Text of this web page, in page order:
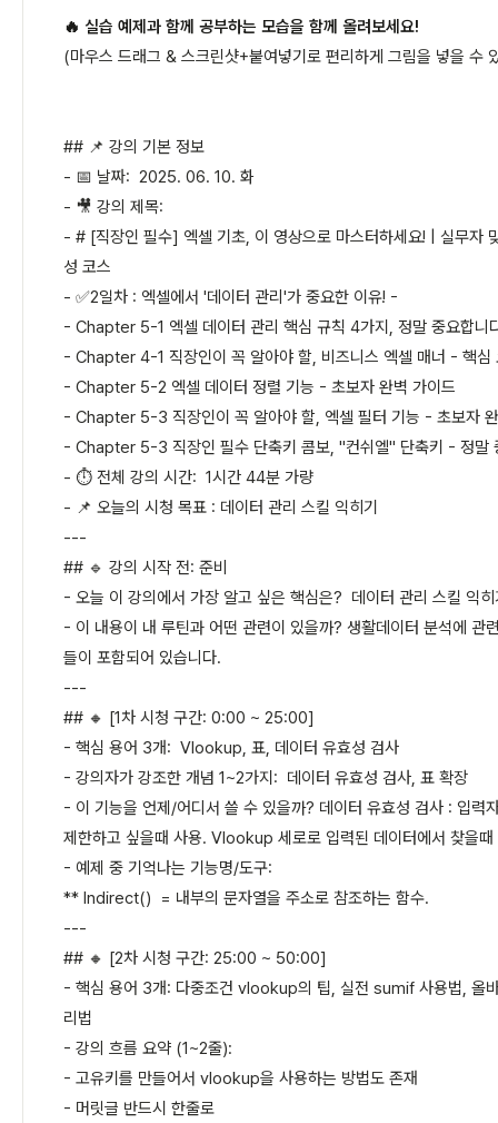
🔥 실습 예제과 함께 공부하는 모습을 함께 올려보세요!
(마우스 드래그 & 스크린샷+붙여넣기로 편리하게 그림을 넣을 수
## 📌 강의 기본 정보
- 📅 날짜: 2025. 06. 10. 화
- 🎥 강의 제목:
- # [직장인 필수] 엑셀 기초, 이 영상으로 마스터하세요! | 실무자
성 코스
- ✅2일차 : 엑셀에서 '데이터 관리'가 중요한 이유! -
- Chapter 5-1 엑셀 데이터 관리 핵심 규칙 4가지, 정말 중요합니
- Chapter 4-1 직장인이 꼭 알아야 할, 비즈니스 엑셀 매너 - 핵심
- Chapter 5-2 엑셀 데이터 정렬 기능 - 초보자 완벽 가이드
- Chapter 5-3 직장인이 꼭 알아야 할, 엑셀 필터 기능 - 초보자
- Chapter 5-3 직장인 필수 단축키 콤보, "컨쉬엘" 단축키 - 정말
- ⏱ 전체 강의 시간: 1시간 44분 가량
- 📌 오늘의 시청 목표 : 데이터 관리 스킬 익히기
---
## 🔹 강의 시작 전: 준비
- 오늘 이 강의에서 가장 알고 싶은 핵심은? 데이터 관리 스킬 익히
- 이 내용이 내 루틴과 어떤 관련이 있을까? 생활데이터 분석에 관
들이 포함되어 있습니다.
---
## 🔸 [1차 시청 구간: 0:00 ~ 25:00]
- 핵심 용어 3개: Vlookup, 표, 데이터 유효성 검사
- 강의자가 강조한 개념 1~2가지: 데이터 유효성 검사, 표 확장
- 이 기능을 언제/어디서 쓸 수 있을까? 데이터 유효성 검사 : 입력
제한하고 싶을때 사용. Vlookup 세로로 입력된 데이터에서 찾을때
- 예제 중 기억나는 기능명/도구:
** Indirect() = 내부의 문자열을 주소로 참조하는 함수.
---
## 🔸 [2차 시청 구간: 25:00 ~ 50:00]
- 핵심 용어 3개: 다중조건 vlookup의 팁, 실전 sumif 사용법, 올
리법
- 강의 흐름 요약 (1~2줄):
- 고유키를 만들어서 vlookup을 사용하는 방법도 존재
- 머릿글 반드시 한줄로